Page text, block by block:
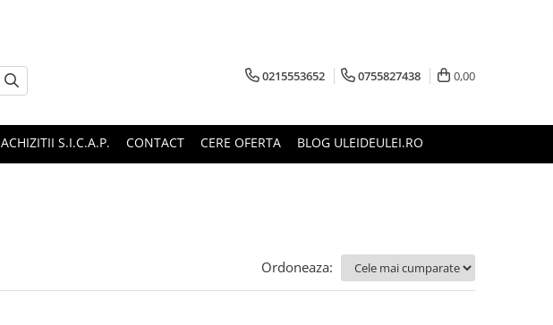
0215553652 0755827438 0,00
ACHIZITII S.I.C.A.P. CONTACT CERE OFERTA BLOG ULEIDEULEI.RO
Ordoneaza: